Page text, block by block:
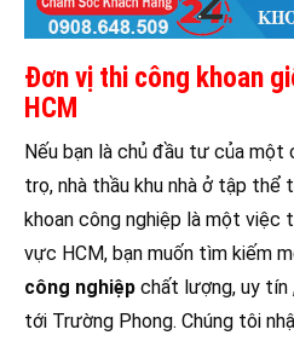
Đơn vị thi công khoan
HCM
Nếu bạn là chủ đầu tư của một
trọ, nhà thầu khu nhà ở tập thể
khoan công nghiệp là một việc
vực HCM, bạn muốn tìm kiếm
công nghiệp chất lượng, uy tín
tới Trường Phong. Chúng tôi